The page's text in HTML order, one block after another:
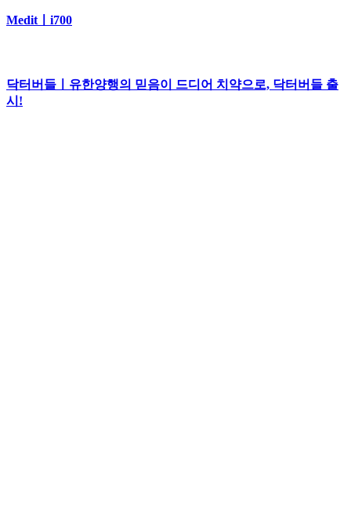
Meditㅣi700
닥터버들ㅣ유한양행의 믿음이 드디어 치약으로, 닥터버들 출
시!